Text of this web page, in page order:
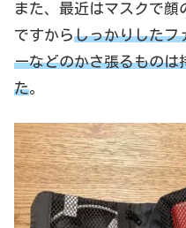
また、最近はマスクで顔
ですからしっかりしたフ
ーなどのかさ張るものは
た。